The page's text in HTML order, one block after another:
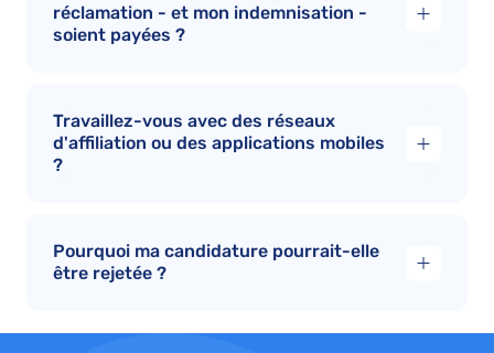
réclamation - et mon indemnisation -
soient payées ?
Travaillez-vous avec des réseaux
d'affiliation ou des applications mobiles
?
Pourquoi ma candidature pourrait-elle
être rejetée ?